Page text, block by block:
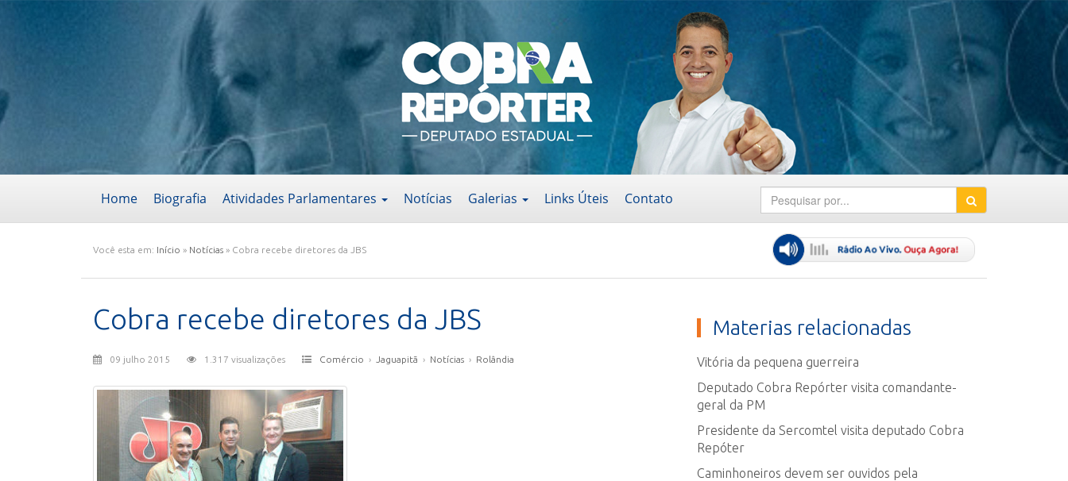
Home Biografia Atividades Parlamentares Notícias Galerias Links Úteis Contato
Você esta em: Início » Notícias » Cobra recebe diretores da JBS
Cobra recebe diretores da JBS
09 julho 2015 1.317 visualizações Comércio › Jaguapitã › Notícias › Rolândia
Materias relacionadas
Vitória da pequena guerreira
Deputado Cobra Repórter visita comandante-
geral da PM
Presidente da Sercomtel visita deputado Cobra
Repóter
Caminhoneiros devem ser ouvidos pela